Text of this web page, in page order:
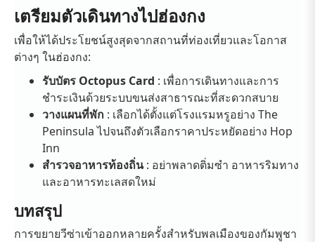
เตรียมตัวเดินทางไปฮ่องกง
เพื่อให้ได้ประโยชน์สูงสุดจากสถานที่ท่องเที่ยวและโอกาส
ต่างๆ ในฮ่องกง:
รับบัตร Octopus Card : เพื่อการเดินทางและการ
ชำระเงินด้วยระบบขนส่งสาธารณะที่สะดวกสบาย
วางแผนที่พัก : เลือกได้ตั้งแต่โรงแรมหรูอย่าง The
Peninsula ไปจนถึงตัวเลือกราคาประหยัดอย่าง Hop
Inn
สำรวจอาหารท้องถิ่น: อย่าพลาดติ่มซำ อาหารริมทาง
และอาหารทะเลสดใหม่
บทสรุป
การขยายวีซ่าเข้าออกหลายครั้งสำหรับพลเมืองของกัมพูชา